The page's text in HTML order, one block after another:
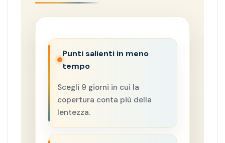
Punti salienti in meno
tempo
Scegli 9 giorni in cui la
copertura conta più della
lentezza.